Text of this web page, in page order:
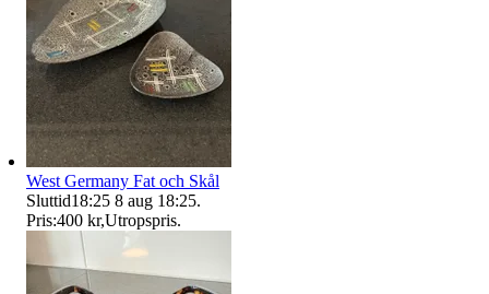
West Germany Fat och Skål
Sluttid18:25 8 aug 18:25.
Pris:400 kr,Utropspris.